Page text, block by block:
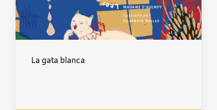
La gata blanca